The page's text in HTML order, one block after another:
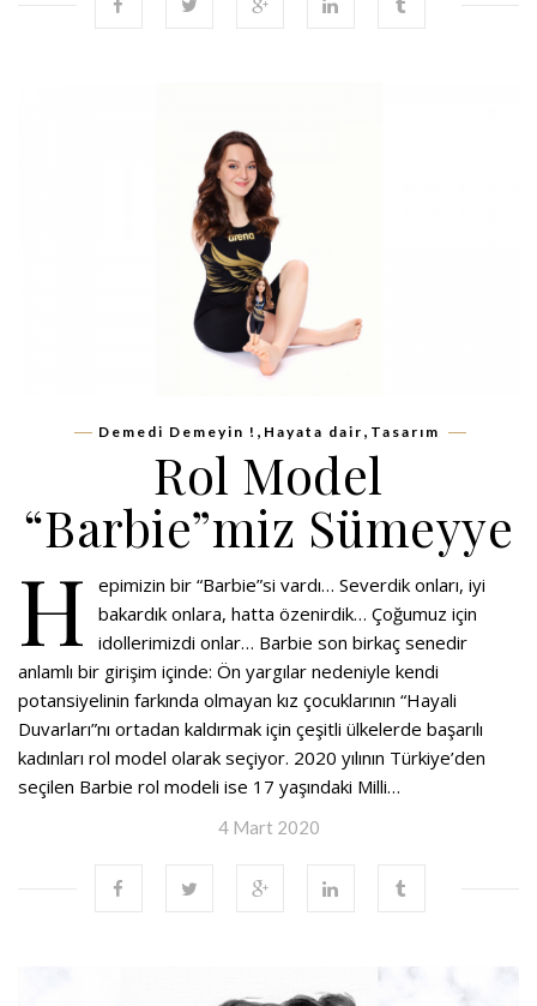
Demedi Demeyin ! , Hayata dair , Tasarım
Rol Model
“Barbie”miz Sümeyye
H
epimizin bir “Barbie”si vardı… Severdik onları, iyi
bakardık onlara, hatta özenirdik… Çoğumuz için
idollerimizdi onlar… Barbie son birkaç senedir
anlamlı bir girişim içinde: Ön yargılar nedeniyle kendi
potansiyelinin farkında olmayan kız çocuklarının “Hayali
Duvarları”nı ortadan kaldırmak için çeşitli ülkelerde başarılı
kadınları rol model olarak seçiyor. 2020 yılının Türkiye’den
seçilen Barbie rol modeli ise 17 yaşındaki Milli…
4 Mart 2020